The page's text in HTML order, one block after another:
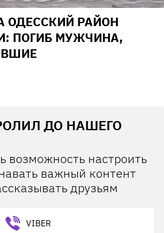
ОДЕССКИЙ РАЙОН
ПОГИБ МУЖЧИНА,
ДО НАШЕГО
возможность настроить
важный контент
друзьям
VIBER